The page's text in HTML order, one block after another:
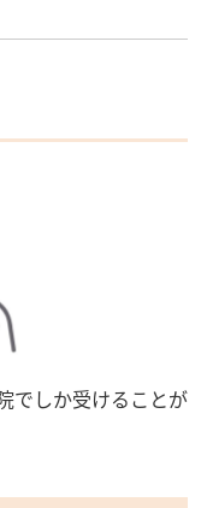
でしか受けることが